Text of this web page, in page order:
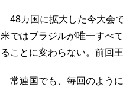
48カ国に拡大した今大会
米ではブラジルが唯一すべ
ることに変わらない。前回
常連国でも、毎回のよう